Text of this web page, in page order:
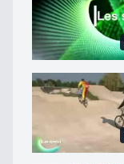
Best of des